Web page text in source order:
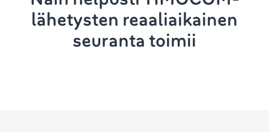
lähetysten reaaliaikainen
seuranta toimii